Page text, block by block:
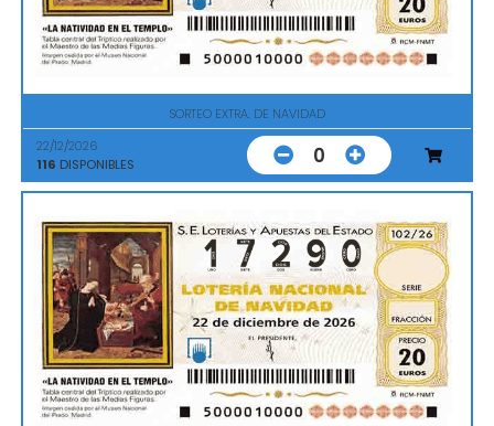
SORTEO EXTRA. DE NAVIDAD
22/12/2026
116 DISPONIBLES 0